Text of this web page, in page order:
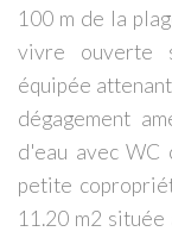
100 m de la
vivre ouverte
équipée
dégagement
d'eau avec WC
petite
11.20 m2